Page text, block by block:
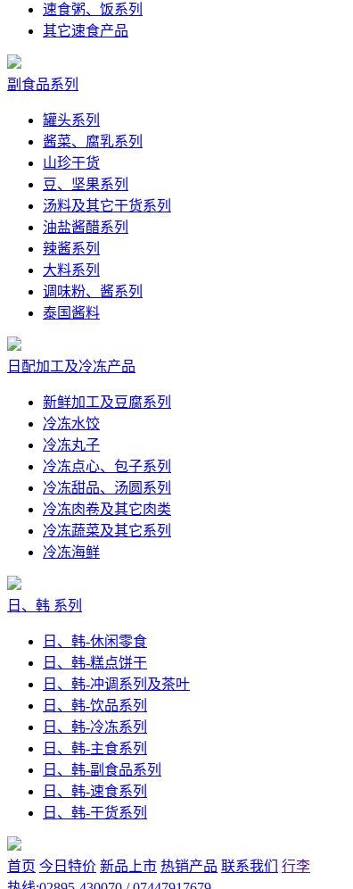
速食粥、饭系列
其它速食产品
副食品系列
罐头系列
酱菜、腐乳系列
山珍干货
豆、坚果系列
汤料及其它干货系列
油盐酱醋系列
辣酱系列
大料系列
调味粉、酱系列
泰国酱料
日配加工及冷冻产品
新鲜加工及豆腐系列
冷冻水饺
冷冻丸子
冷冻点心、包子系列
冷冻甜品、汤圆系列
冷冻肉卷及其它肉类
冷冻蔬菜及其它系列
冷冻海鲜
日、韩 系列
日、韩-休闲零食
日、韩-糕点饼干
日、韩-冲调系列及茶叶
日、韩-饮品系列
日、韩-冷冻系列
日、韩-主食系列
日、韩-副食品系列
日、韩-速食系列
日、韩-干货系列
首页 今日特价 新品上市 热销产品 联系我们
行李